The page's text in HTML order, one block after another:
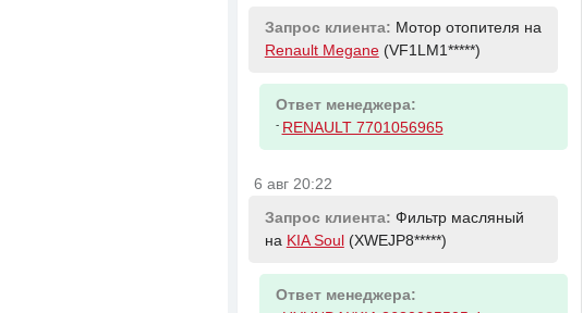
Запрос клиента: Мотор отопителя на
Renault Megane(VF1LM1*****)
Ответ менеджера:
- RENAULT 7701056965
6 авг 20:22
Запрос клиента: Фильтр масляный
на KIA Soul (XWEJP8*****)
Ответ менеджера: